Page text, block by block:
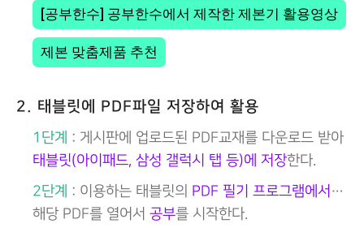
[공부한수] 공부한수에서 제작한 제본기 활용영상
제본 맞춤제품 추천
2. 태블릿에 PDF파일 저장하여 활용
1단계
: 게시판에 업로드된 PDF교재를 다운로드 받아
태블릿(아이패드, 삼성 갤럭시 탭 등)에 저장한다.
2단계
: 이용하는 태블릿의 PDF 필기 프로그램에서 …
해당 PDF를 열어서 공부를 시작한다.